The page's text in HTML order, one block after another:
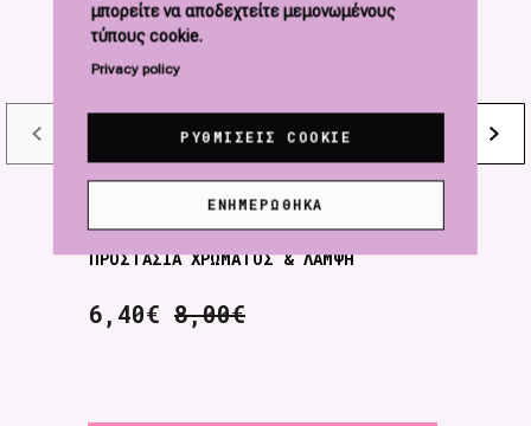
JEAN IVER Shampoo Color
Protection & Glow 300ml
ΠΡΟΣΤΑΣΙΑ ΧΡΩΜΑΤΟΣ & ΛΑΜΨΗ
6,40€ 8,00€
μπορείτε να αποδεχτείτε μεμονωμένους
τύπους cookie.
Privacy policy
ΡΥΘΜΊΣΕΙΣ COOKIE
ΕΝΗΜΕΡΏΘΗΚΑ